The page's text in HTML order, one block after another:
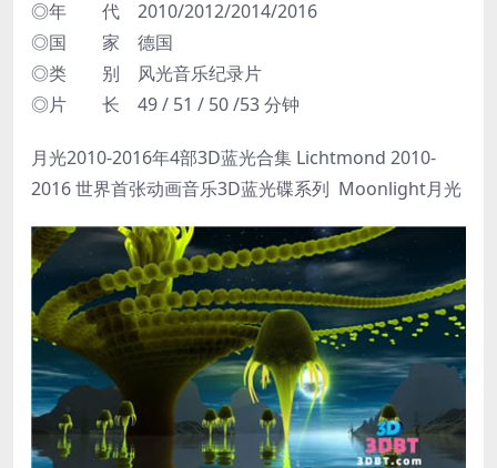
◎年 代 2010/2012/2014/2016
◎国 家 德国
◎类 别 风光音乐纪录片
◎片 长 49 / 51 / 50 /53 分钟
月光2010-2016年4部3D蓝光合集 Lichtmond 2010-
2016 世界首张动画音乐3D蓝光碟系列 Moonlight月光